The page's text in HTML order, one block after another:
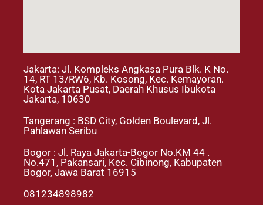
Jakarta: Jl. Kompleks Angkasa Pura Blk. K No.
14, RT 13/RW6, Kb. Kosong, Kec. Kemayoran.
Kota Jakarta Pusat, Daerah Khusus Ibukota
Jakarta, 10630
Tangerang : BSD City, Golden Boulevard, Jl.
Pahlawan Seribu
Bogor : Jl. Raya Jakarta-Bogor No.KM 44 .
No.471, Pakansari, Kec. Cibinong, Kabupaten
Bogor, Jawa Barat 16915
081234898982